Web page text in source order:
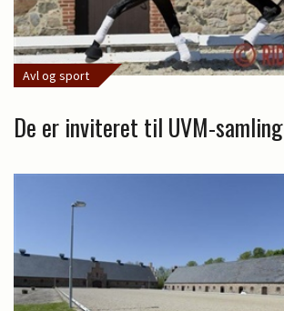
Avl og sport
De er inviteret til UVM-samling